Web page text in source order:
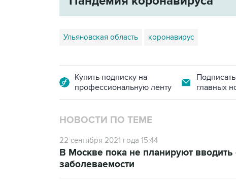
Ульяновская область коронавирус
Купить подписку на
профессиональную ленту
главных
НОВОСТИ ПО ТЕМЕ
22 сентября 2021 года 15:44
В Москве пока не планируют вводить
заболеваемости